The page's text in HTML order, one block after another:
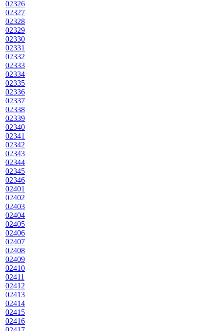
02326
02327
02328
02329
02330
02331
02332
02333
02334
02335
02336
02337
02338
02339
02340
02341
02342
02343
02344
02345
02346
02401
02402
02403
02404
02405
02406
02407
02408
02409
02410
02411
02412
02413
02414
02415
02416